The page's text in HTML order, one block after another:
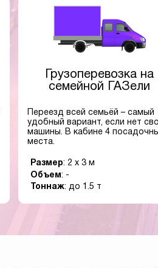
Грузоперевозка на
семейной ГАЗели
Переезд всей семьёй – самый
удобный вариант, если нет
машины. В кабине 4
места.
Размер: 2 x 3 м
Объем: -
Тоннаж: до 1.5 т